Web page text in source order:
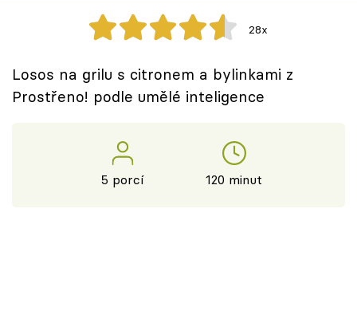
Těhotnej kuchař
Přihlášení
28x
Losos na grilu s citronem a bylinkami z
Prostřeno! podle umělé inteligence
5 porcí 120 minut